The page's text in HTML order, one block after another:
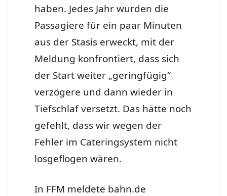
haben. Jedes Jahr wurden die
Passagiere für ein paar Minuten
aus der Stasis erweckt, mit der
Meldung konfrontiert, dass sich
der Start weiter „geringfügig“
verzögere und dann wieder in
Tiefschlaf versetzt. Das hätte noch
gefehlt, dass wir wegen der
Fehler im Cateringsystem nicht
losgeflogen wären.
In FFM meldete bahn.de